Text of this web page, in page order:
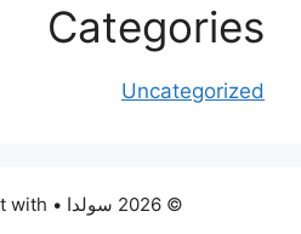
Categories
Uncategorized
© 2026 سولدا • Built with